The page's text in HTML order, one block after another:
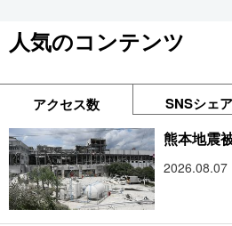
人気のコンテンツ
アクセス数 SNSシェア
熊本地震
2026.08.07